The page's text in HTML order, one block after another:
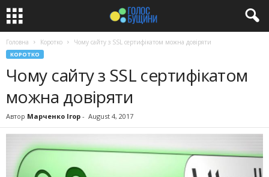
Головна Коротко Чому сайту з SSL сертифікатом можна довіряти
КОРОТКО
Чому сайту з SSL сертифікатом
можна довіряти
Автор Марченко Ігор - August 4, 2017